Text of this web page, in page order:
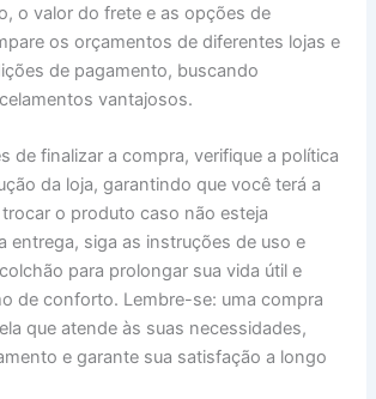
o valor do frete e as opções de
os orçamentos de diferentes lojas e
de pagamento, buscando
vantajosos.
de finalizar a compra, verifique a política
da loja, garantindo que você terá a
o produto caso não esteja
entrega, siga as instruções de uso e
para prolongar sua vida útil e
de conforto. Lembre-se: uma compra
que atende às suas necessidades,
e garante sua satisfação a longo